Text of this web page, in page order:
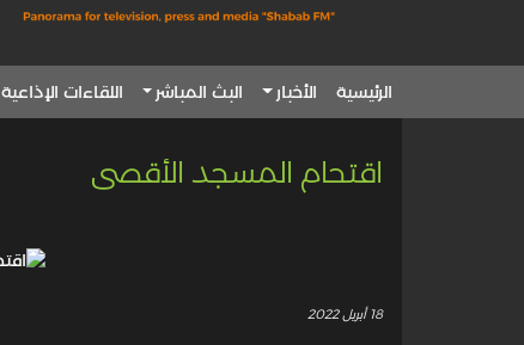
الرئيسية الأخبار البث المباشر اللقاءات الإذاعية
اقتحام المسجد الأقصى
18 أبريل 2022